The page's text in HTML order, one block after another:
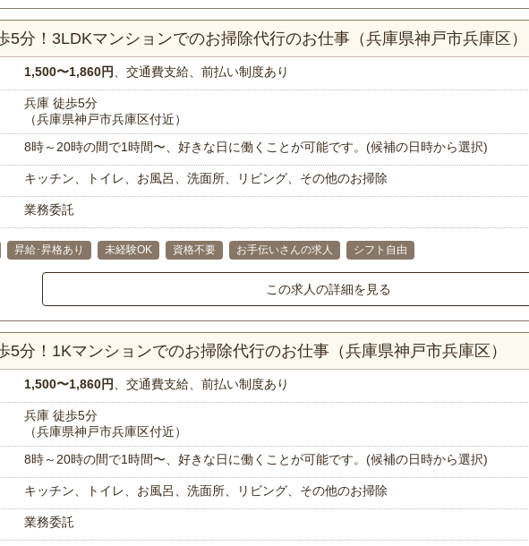
5分！3LDKマンションでのお掃除代行のお仕事（兵庫県神戸市兵庫区）
1,500〜1,860円 、交通費支給、前払い制度あり
兵庫 徒歩5分
（兵庫県神戸市兵庫区付近）
8時～20時の間で1時間〜、好きな日に働くことが可能です。(候補の日時から選択)
キッチン、トイレ、お風呂、洗面所、リビング、その他のお掃除
業務委託
昇給･昇格あり 未経験OK 資格不要 お手伝いさんの求人 シフト自由
この求人の詳細を見る
5分！1Kマンションでのお掃除代行のお仕事（兵庫県神戸市兵庫区）
1,500〜1,860円 、交通費支給、前払い制度あり
兵庫 徒歩5分
（兵庫県神戸市兵庫区付近）
8時～20時の間で1時間〜、好きな日に働くことが可能です。(候補の日時から選択)
キッチン、トイレ、お風呂、洗面所、リビング、その他のお掃除
業務委託